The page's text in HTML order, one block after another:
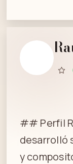
## Perfil
desarrolló
y